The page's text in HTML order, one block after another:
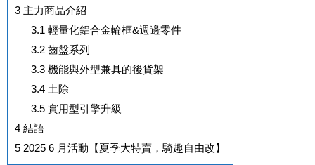
3 主力商品介紹
3.1 輕量化鋁合金輪框&週邊零件
3.2齒盤系列
3.3機能與外型兼具的後貨架
3.4土除
3.5實用型引擎升級
4 結語
5 2025 6 月活動【夏季大特賣，騎趣自由改】